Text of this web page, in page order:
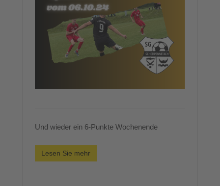
Und wieder ein 6-Punkte Wochenende
Lesen Sie mehr